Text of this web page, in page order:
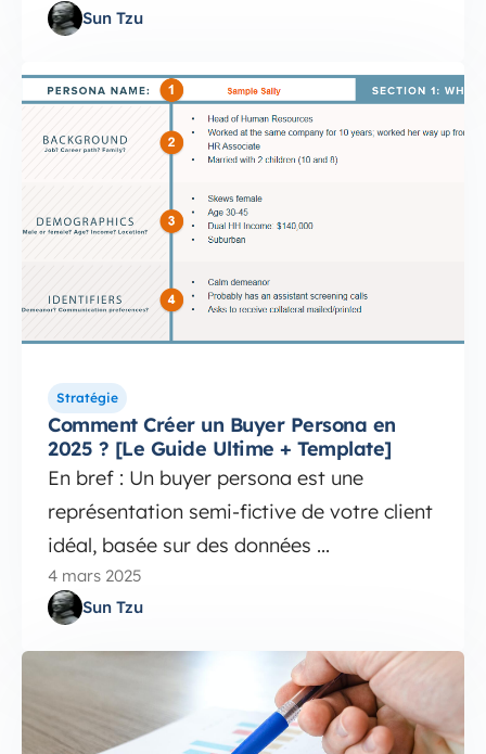
Sun Tzu
Stratégie
Comment Créer un Buyer Persona en
2025 ? [Le Guide Ultime + Template]
En bref : Un buyer persona est une
représentation semi-fictive de votre client
idéal, basée sur des données ...
4 mars 2025
Sun Tzu